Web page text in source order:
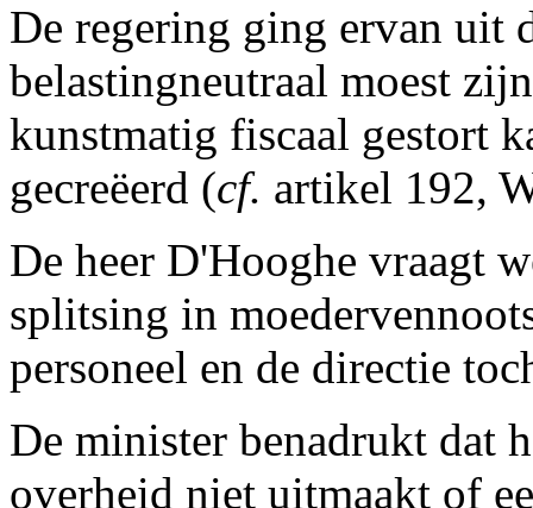
De regering ging ervan uit
belastingneutraal moest
kunstmatig fiscaal gestort
gecreëerd (cf. artikel 192,
De heer D'Hooghe vraagt
splitsing in
personeel en de directie
De minister benadrukt dat
overheid niet uitmaakt of